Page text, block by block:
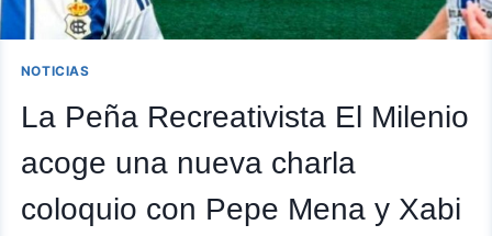
NOTICIAS
La Peña Recreativista El Milenio
acoge una nueva charla
coloquio con Pepe Mena y Xabi